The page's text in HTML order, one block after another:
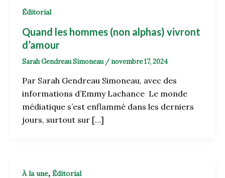
Éditorial
Quand les hommes (non alphas) vivront
d’amour
Sarah Gendreau Simoneau / novembre 17, 2024
Par Sarah Gendreau Simoneau, avec des
informations d’Emmy Lachance Le monde
médiatique s’est enflammé dans les derniers
jours, surtout sur […]
À la une, Éditorial